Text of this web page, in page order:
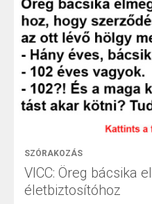
SZÓRAKOZÁS
VICC: Öreg bácsika
életbiztosítóhoz